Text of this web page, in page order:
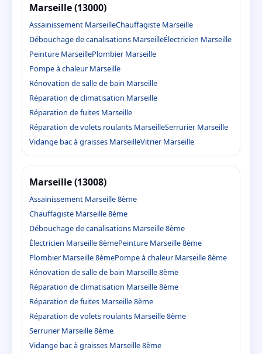
Marseille (13000)
Assainissement MarseilleChauffagiste Marseille
Débouchage de canalisations MarseilleÉlectricien Marseille
Peinture MarseillePlombier Marseille
Pompe à chaleur Marseille
Rénovation de salle de bain Marseille
Réparation de climatisation Marseille
Réparation de fuites Marseille
Réparation de volets roulants MarseilleSerrurier Marseille
Vidange bac à graisses MarseilleVitrier Marseille
Marseille (13008)
Assainissement Marseille 8ème
Chauffagiste Marseille 8ème
Débouchage de canalisations Marseille 8ème
Électricien Marseille 8èmePeinture Marseille 8ème
Plombier Marseille 8èmePompe à chaleur Marseille 8ème
Rénovation de salle de bain Marseille 8ème
Réparation de climatisation Marseille 8ème
Réparation de fuites Marseille 8ème
Réparation de volets roulants Marseille 8ème
Serrurier Marseille 8ème
Vidange bac à graisses Marseille 8ème